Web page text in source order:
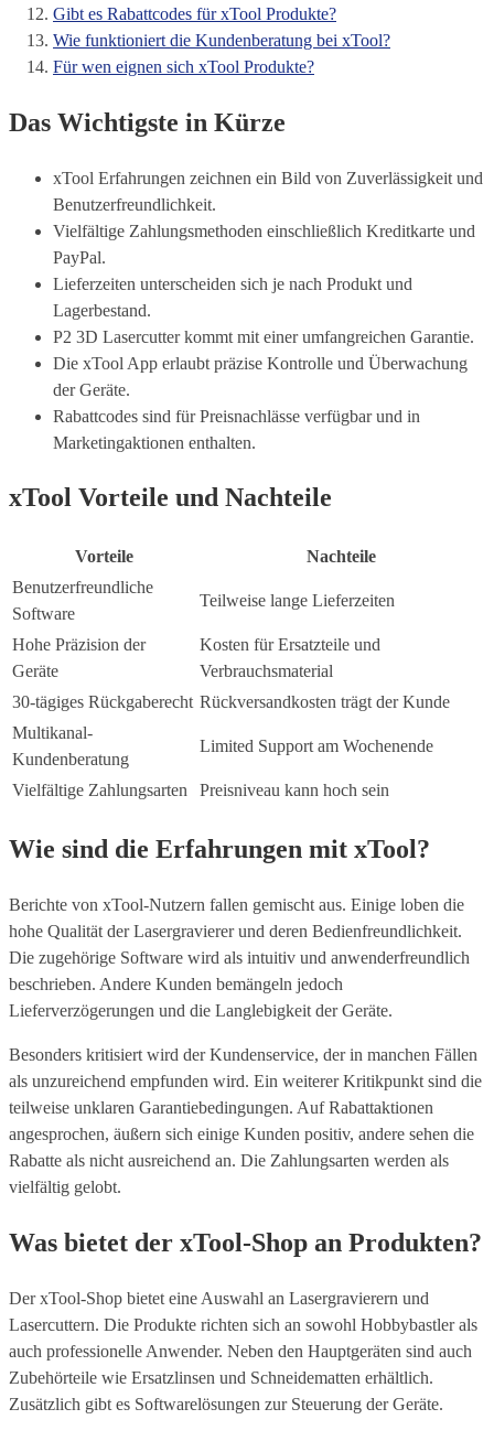
Gibt es Rabattcodes für xTool Produkte?
Wie funktioniert die Kundenberatung bei xTool?
Für wen eignen sich xTool Produkte?
Das Wichtigste in Kürze
xTool Erfahrungen zeichnen ein Bild von Zuverlässigkeit und
Benutzerfreundlichkeit.
Vielfältige Zahlungsmethoden einschließlich Kreditkarte und
PayPal.
Lieferzeiten unterscheiden sich je nach Produkt und
Lagerbestand.
P2 3D Lasercutter kommt mit einer umfangreichen Garantie.
Die xTool App erlaubt präzise Kontrolle und Überwachung
der Geräte.
Rabattcodes sind für Preisnachlässe verfügbar und in
Marketingaktionen enthalten.
xTool Vorteile und Nachteile
Vorteile
Nachteile
Benutzerfreundliche
Software
Teilweise lange Lieferzeiten
Hohe Präzision der
Geräte
Kosten für Ersatzteile und
Verbrauchsmaterial
30-tägiges Rückgaberecht Rückversandkosten trägt der Kunde
Multikanal-
Kundenberatung
Limited Support am Wochenende
Vielfältige Zahlungsarten Preisniveau kann hoch sein
Wie sind die Erfahrungen mit xTool?
Berichte von xTool-Nutzern fallen gemischt aus. Einige loben die
hohe Qualität der Lasergravierer und deren Bedienfreundlichkeit.
Die zugehörige Software wird als intuitiv und anwenderfreundlich
beschrieben. Andere Kunden bemängeln jedoch
Lieferverzögerungen und die Langlebigkeit der Geräte.
Besonders kritisiert wird der Kundenservice, der in manchen Fällen
als unzureichend empfunden wird. Ein weiterer Kritikpunkt sind die
teilweise unklaren Garantiebedingungen. Auf Rabattaktionen
angesprochen, äußern sich einige Kunden positiv, andere sehen die
Rabatte als nicht ausreichend an. Die Zahlungsarten werden als
vielfältig gelobt.
Was bietet der xTool-Shop an Produkten?
Der xTool-Shop bietet eine Auswahl an Lasergravierern und
Lasercuttern. Die Produkte richten sich an sowohl Hobbybastler als
auch professionelle Anwender. Neben den Hauptgeräten sind auch
Zubehörteile wie Ersatzlinsen und Schneidematten erhältlich.
Zusätzlich gibt es Softwarelösungen zur Steuerung der Geräte.